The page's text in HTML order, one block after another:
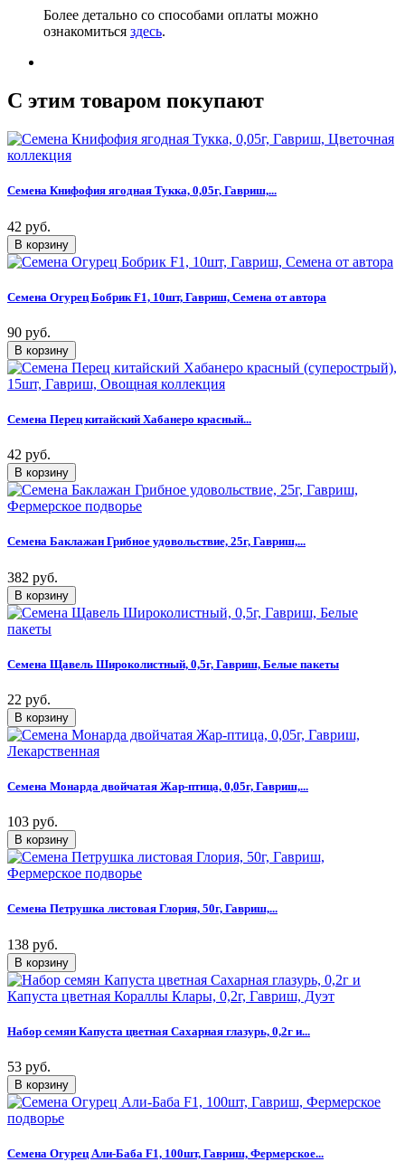
Более детально со способами оплаты можно
ознакомиться здесь.
C этим товаром покупают
Семена Книфофия ягодная Тукка, 0,05г, Гавриш,...
42 руб.
Семена Огурец Бобрик F1, 10шт, Гавриш, Семена от автора
90 руб.
Семена Перец китайский Хабанеро красный...
42 руб.
Семена Баклажан Грибное удовольствие, 25г, Гавриш,...
382 руб.
Семена Щавель Широколистный, 0,5г, Гавриш, Белые пакеты
22 руб.
Семена Монарда двойчатая Жар-птица, 0,05г, Гавриш,...
103 руб.
Семена Петрушка листовая Глория, 50г, Гавриш,...
138 руб.
Набор семян Капуста цветная Сахарная глазурь, 0,2г и...
53 руб.
Семена Огурец Али-Баба F1, 100шт, Гавриш, Фермерское...